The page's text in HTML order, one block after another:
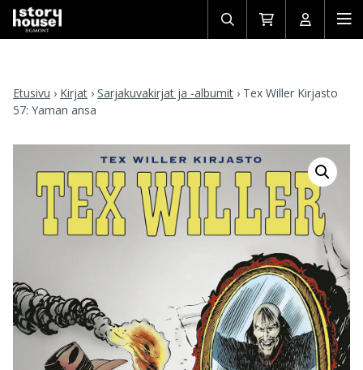
Avaa/sulje
haku
Siirry
ostoskoriin
Avaa/
Etusivu › Kirjat › Sarjakuvakirjat ja -albumit › Tex Willer Kirjasto
57: Yaman ansa